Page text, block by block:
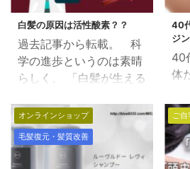
白髪の原因は活性酸素？？
過去記事から転載。 科
学の進歩というのは素晴
らしく、 「白髪が生える
わかってきたようです。
簡単に説明すると 白髪の
原因は「メラノサイト」
（色素細胞）やメラニン
40
ジ
40
体
以
や
増
く
オンラインショップ
毛髪復元・髪質改善
ご